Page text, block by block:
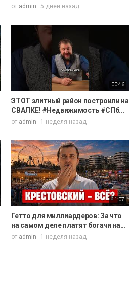
от admin 5 дней назад
00:46
ЭТОТ элитный район построили на
СВАЛКЕ! #Недвижимость #СПб...
от admin 1 неделя назад
11:07
Гетто для миллиардеров: За что
на самом деле платят богачи на...
от admin 1 неделя назад